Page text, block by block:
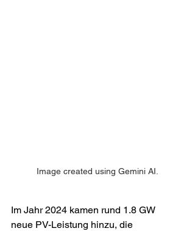
Image created using Gemini AI.
Im Jahr 2024 kamen rund 1.8 GW
neue PV-Leistung hinzu, die